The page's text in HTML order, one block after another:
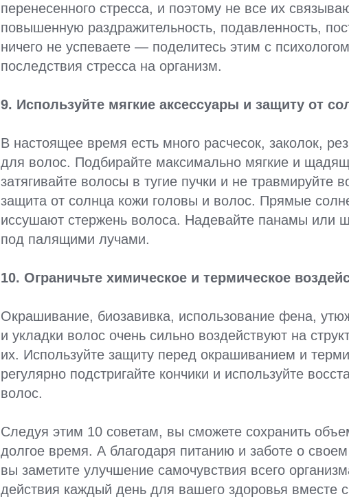
перенесенного стресса, и поэтому не все их
повышенную раздражительность, подавленность,
ничего не успеваете — поделитесь этим с
последствия стресса на организм.
9. Используйте мягкие аксессуары и защиту от
В настоящее время есть много расчесок, заколок,
для волос. Подбирайте максимально мягкие и
затягивайте волосы в тугие пучки и не травмируйте
защита от солнца кожи головы и волос. Прямые
иссушают стержень волоса. Надевайте панамы или
под палящими лучами.
10. Ограничьте химическое и термическое
Окрашивание, биозавивка, использование фена,
и укладки волос очень сильно воздействуют на
их. Используйте защиту перед окрашиванием и
регулярно подстригайте кончики и используйте
волос.
Следуя этим 10 советам, вы сможете сохранить
долгое время. А благодаря питанию и заботе о
вы заметите улучшение самочувствия всего
действия каждый день для вашего здоровья вместе